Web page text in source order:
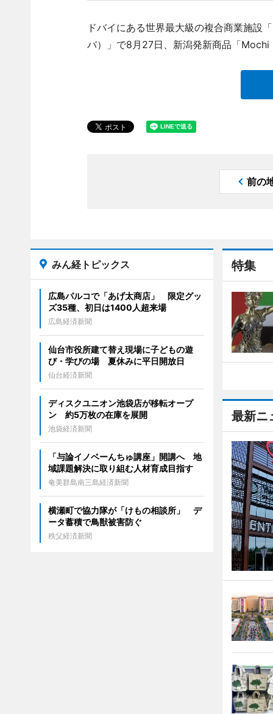
ドバイにある世界最大級の複合商業施設
バ）」で8月27日、新潟発新商品「
前の
特集
最新ニ
みん経トピックス
広島パルコで「あげ太商店」 限定グッ
ズ35種、初日は1400人超来場
広島経済新聞
仙台市役所建て替え現場に子どもの遊
び・学びの場 夏休みに平日開放日
仙台経済新聞
ディスクユニオン池袋店が移転オープ
ン 約5万枚の在庫を展開
池袋経済新聞
「与論イノベーんちゅ講座」開講へ 地
域課題解決に取り組む人材育成目指す
奄美群島南三島経済新聞
横瀬町で協力隊が「けもの相談所」 デ
ータ蓄積で鳥獣被害防ぐ
秩父経済新聞